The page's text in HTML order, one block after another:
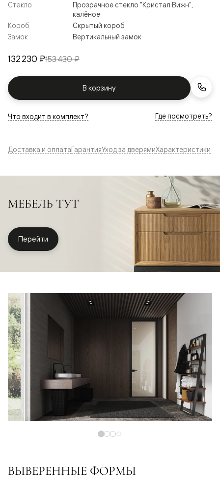
132 230 ₽153 430 ₽
В корзину
Стекло
Прозрачное стекло "Кристал Вижн",
калёное
Короб
Скрытый короб
Замок
Вертикальный замок
Что входит в комплект? Где посмотреть?
Доставка и оплатаГарантияУход за дверямиХарактеристики
МЕБЕЛЬ ТУТ
Перейти
ВЫВЕРЕННЫЕ ФОРМЫ